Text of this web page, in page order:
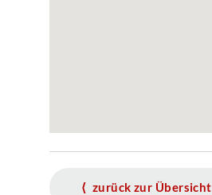
⟨ zurück zur Übersicht